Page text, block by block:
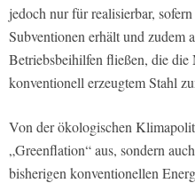
jedoch nur für realisierbar,
Subventionen erhält und zudem
Betriebsbeihilfen fließen, die die
konventionell erzeugtem Stahl
Von der ökologischen
„Greenflation“ aus, sondern
bisherigen konventionellen